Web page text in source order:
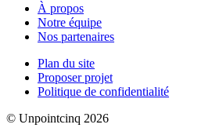
À propos
Notre équipe
Nos partenaires
Plan du site
Proposer projet
Politique de confidentialité
© Unpointcinq 2026